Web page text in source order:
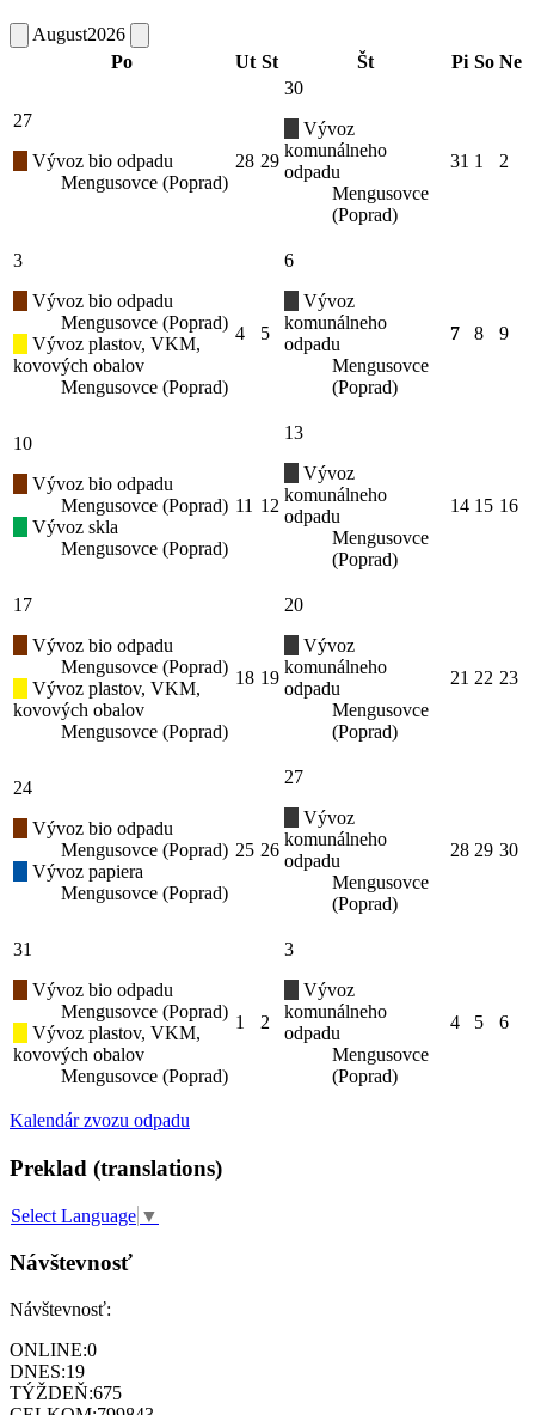
August2026
Po
Ut St Št Pi So Ne
27
Vývoz bio odpadu
Mengusovce (Poprad)
28 29
30
Vývoz
komunálneho
odpadu
Mengusovce
(Poprad)
31 1 2
3
Vývoz bio odpadu
Mengusovce (Poprad)
Vývoz plastov, VKM,
kovových obalov
Mengusovce (Poprad)
4 5
6
Vývoz
komunálneho
odpadu
Mengusovce
(Poprad)
7 8 9
10
Vývoz bio odpadu
Mengusovce (Poprad)
Vývoz skla
Mengusovce (Poprad)
11 12
13
Vývoz
komunálneho
odpadu
Mengusovce
(Poprad)
14 15 16
17
Vývoz bio odpadu
Mengusovce (Poprad)
Vývoz plastov, VKM,
kovových obalov
Mengusovce (Poprad)
18 19
20
Vývoz
komunálneho
odpadu
Mengusovce
(Poprad)
21 22 23
24
Vývoz bio odpadu
Mengusovce (Poprad)
Vývoz papiera
Mengusovce (Poprad)
25 26
27
Vývoz
komunálneho
odpadu
Mengusovce
(Poprad)
28 29 30
31
Vývoz bio odpadu
Mengusovce (Poprad)
Vývoz plastov, VKM,
kovových obalov
Mengusovce (Poprad)
1 2
3
Vývoz
komunálneho
odpadu
Mengusovce
(Poprad)
4 5 6
Kalendár zvozu odpadu
Preklad (translations)
Select Language ▼
Návštevnosť
Návštevnosť:
ONLINE:0
DNES:19
TÝŽDEŇ:675